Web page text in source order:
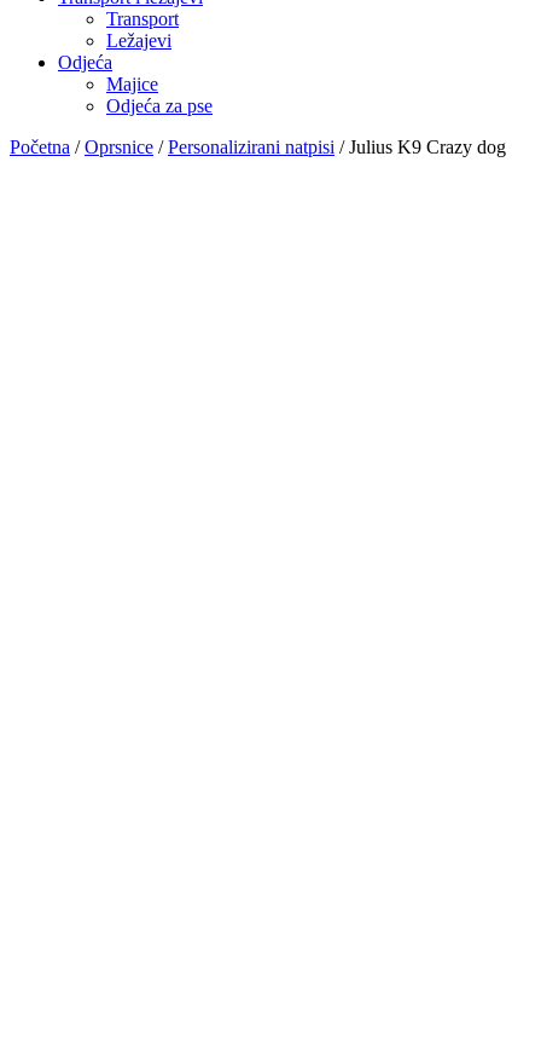
Transport
Ležajevi
Odjeća
Majice
Odjeća za pse
Početna /Oprsnice /Personalizirani natpisi / Julius K9 Crazy dog